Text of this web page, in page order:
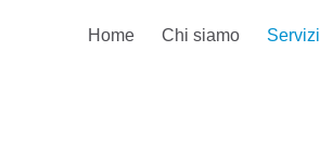
Home Chi siamo Servizi